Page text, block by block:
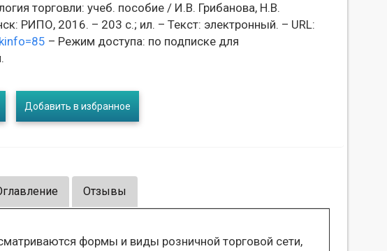
торговли: учеб. пособие / И.В. Грибанова, Н.В.
РИПО, 2016. – 203 с.; ил. – Текст: электронный. – URL:
– Режим доступа: по подписке для
Добавить в избранное
Отзывы
формы и виды розничной торговой сети,